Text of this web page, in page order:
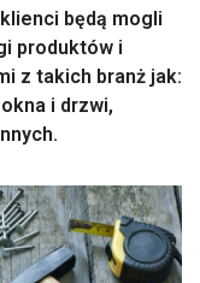
będą mogli
produktów i
z takich branż jak:
i drzwi,